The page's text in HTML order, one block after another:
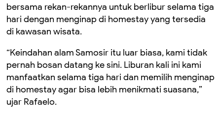
bersama rekan-rekannya untuk berlibur selama tiga
hari dengan menginap di homestay yang tersedia
di kawasan wisata.
“Keindahan alam Samosir itu luar biasa, kami tidak
pernah bosan datang ke sini. Liburan kali ini kami
manfaatkan selama tiga hari dan memilih menginap
di homestay agar bisa lebih menikmati suasana,”
ujar Rafaelo.